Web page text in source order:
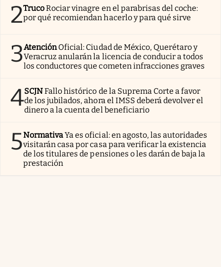
2TrucoRociar vinagre en el parabrisas del coche:
por qué recomiendan hacerlo y para qué sirve
3AtenciónOficial: Ciudad de México, Querétaro y
Veracruz anularán la licencia de conducir a todos
los conductores que cometen infracciones graves
4SCJNFallo histórico de la Suprema Corte a favor
de los jubilados, ahora el IMSS deberá devolver el
dinero a la cuenta del beneficiario
5NormativaYa es oficial: en agosto, las autoridades
visitarán casa por casa para verificar la existencia
de los titulares de pensiones o les darán de baja la
prestación